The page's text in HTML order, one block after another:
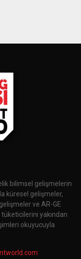
bilimsel gelişmelerin
küresel gelişmeler,
ve AR-GE
yakından
okuyucuyla